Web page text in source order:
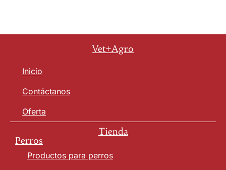
Vet+Agro
Inicio
Contáctanos
Oferta
Tienda
Perros
Productos para perros